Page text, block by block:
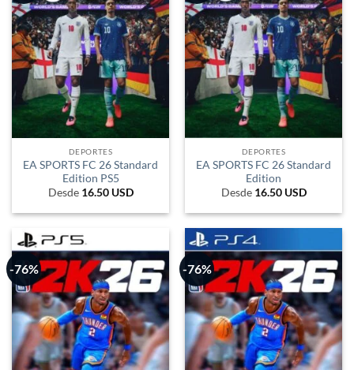
DEPORTES
EA SPORTS FC 26 Standard
Edition PS5
Desde 16.50 USD
DEPORTES
EA SPORTS FC 26 Standard
Edition
Desde 16.50 USD
-76% -76%